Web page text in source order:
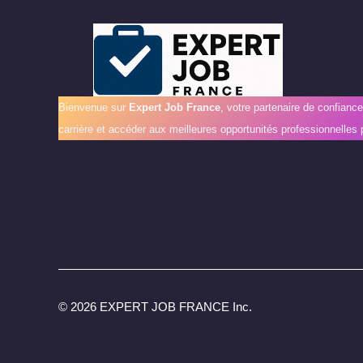
Bienvenue sur Expert Job France, votre partenaire de
carrière et accéder aux meilleures opportunités professionnelles
© 2026 EXPERT JOB FRANCE Inc.